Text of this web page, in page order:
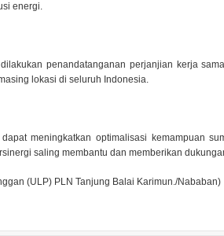
energi.
penandatanganan perjanjian kerja
lokasi di seluruh Indonesia.
meningkatkan optimalisasi kemampuan
saling membantu dan memberikan
(ULP) PLN Tanjung Balai Karimun./Nababan)